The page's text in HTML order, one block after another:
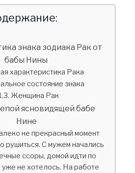
знака зодиака Рак от
бабы Нины
характеристика Рака
состояние знака
Женщина Рак
ясновидящей бабе
Нине
не прекрасный момент
рушиться. С мужем начались
ссоры, домой идти по
не хотелось. На работе